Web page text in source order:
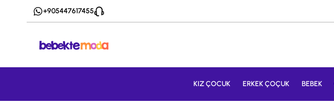
+905447617455
KIZ ÇOCUK ERKEK ÇOÇUK BEBEK